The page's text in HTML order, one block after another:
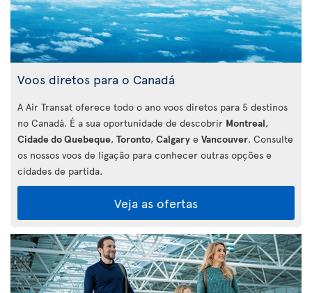
Voos diretos para o Canadá
A Air Transat oferece todo o ano voos diretos para 5 destinos
no Canadá. É a sua oportunidade de descobrir Montreal,
Cidade do Quebeque, Toronto, Calgary e Vancouver. Consulte
os nossos voos de ligação para conhecer outras opções e
cidades de partida.
Veja as ofertas